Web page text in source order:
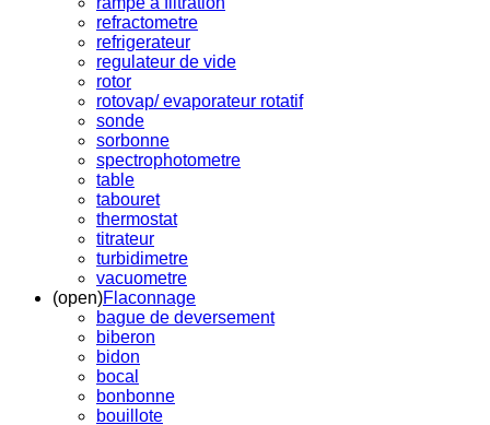
refractometre
refrigerateur
regulateur de vide
rotor
rotovap/ evaporateur rotatif
sonde
sorbonne
spectrophotometre
table
tabouret
thermostat
titrateur
turbidimetre
vacuometre
(open)Flaconnage
bague de deversement
biberon
bidon
bocal
bonbonne
bouillote